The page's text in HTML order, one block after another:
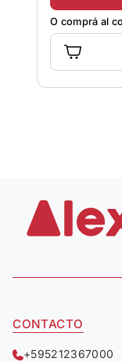
O comprá al
CONTACTO
+595212367000